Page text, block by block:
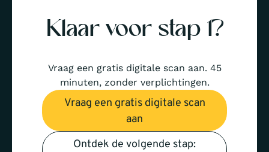
Klaar voor stap 1?
Vraag een gratis digitale scan aan. 45
minuten, zonder verplichtingen.
Vraag een gratis digitale scan
aan
Ontdek de volgende stap: